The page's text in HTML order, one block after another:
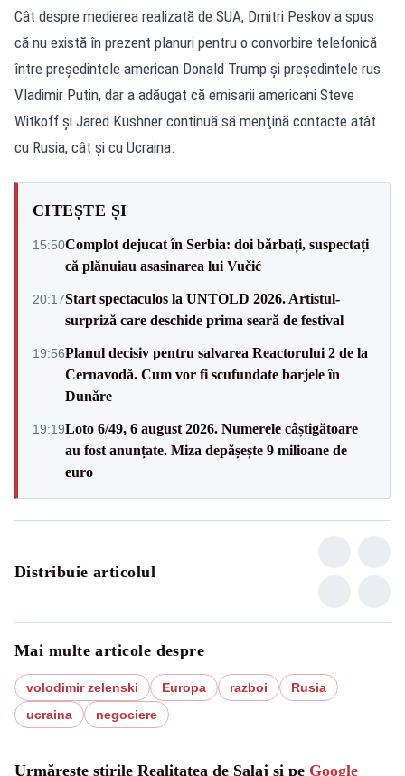
Cât despre medierea realizată de SUA, Dmitri Peskov a spus
că nu există în prezent planuri pentru o convorbire telefonică
între preşedintele american Donald Trump şi preşedintele rus
Vladimir Putin, dar a adăugat că emisarii americani Steve
Witkoff şi Jared Kushner continuă să menţină contacte atât
cu Rusia, cât şi cu Ucraina.
CITEȘTE ȘI
15:50Complot dejucat în Serbia: doi bărbați, suspectați
că plănuiau asasinarea lui Vučić
20:17Start spectaculos la UNTOLD 2026. Artistul-
surpriză care deschide prima seară de festival
19:56Planul decisiv pentru salvarea Reactorului 2 de la
Cernavodă. Cum vor fi scufundate barjele în
Dunăre
19:19Loto 6/49, 6 august 2026. Numerele câștigătoare
au fost anunțate. Miza depășește 9 milioane de
euro
Distribuie articolul
Mai multe articole despre
volodimir zelenski Europa razboi
Rusia
ucraina
negociere
Urmărește știrile Realitatea de Salaj și pe Google